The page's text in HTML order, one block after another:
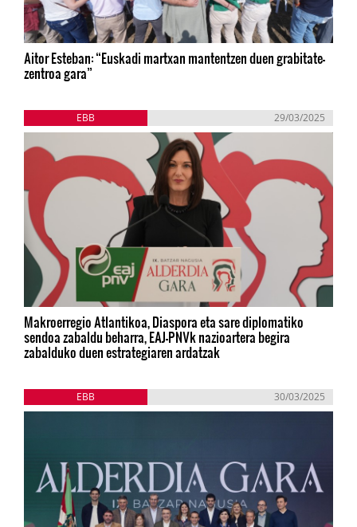
Aitor Esteban: “Euskadi martxan mantentzen duen grabitate-
zentroa gara”
EBB 29/03/2025
Makroerregio Atlantikoa, Diaspora eta sare diplomatiko
sendoa zabaldu beharra, EAJ-PNVk nazioartera begira
zabalduko duen estrategiaren ardatzak
EBB 30/03/2025